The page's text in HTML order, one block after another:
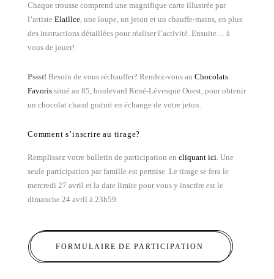
Chaque trousse comprend une magnifique carte illustrée par
l’artiste Elaillce, une loupe, un jeton et un chauffe-mains, en plus
des instructions détaillées pour réaliser l’activité. Ensuite… à
vous de jouer!
Pssst! Besoin de vous réchauffer? Rendez-vous au Chocolats
Favoris situé au 85, boulevard René-Lévesque Ouest, pour obtenir
un chocolat chaud gratuit en échange de votre jeton.
Comment s’inscrire au tirage?
Remplissez votre bulletin de participation en cliquant ici. Une
seule participation par famille est permise. Le tirage se fera le
mercredi 27 avril et la date limite pour vous y inscrire est le
dimanche 24 avril à 23h59.
FORMULAIRE DE PARTICIPATION